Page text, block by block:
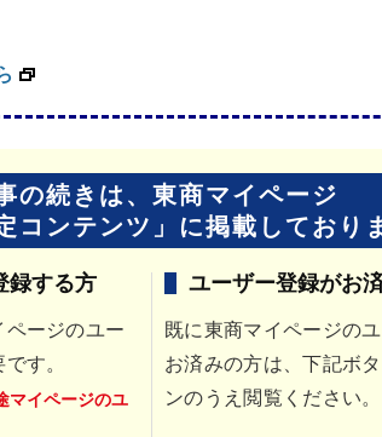
の続きは、東商マイページ
コンテンツ」に掲載しており
録する方
ージのユー
す。
マイページのユ
ユーザー登録がお
既に東商マイページの
お済みの方は、下記ボ
ンのうえ閲覧ください。